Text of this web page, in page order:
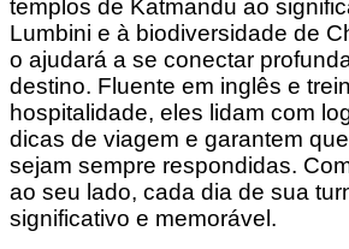
templos de Katmandu ao
Lumbini e à biodiversidade de
o ajudará a se conectar
destino. Fluente em inglês e
hospitalidade, eles lidam com
dicas de viagem e garantem
sejam sempre respondidas.
ao seu lado, cada dia de sua
significativo e memorável.